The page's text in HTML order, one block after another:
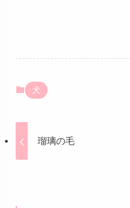
犬
瑠璃の毛